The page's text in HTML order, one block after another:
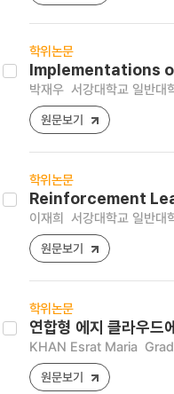
학위논문
Implementations
박재우 서강대학교 일반
원문보기
학위논문
Reinforcement
이재희 서강대학교 일반대
원문보기
학위논문
연합형 에지 클라우드
KHAN Esrat Maria
원문보기